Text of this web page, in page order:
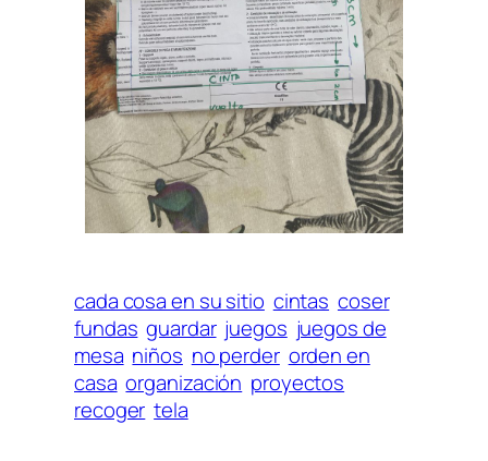
cada cosa en su sitio cintas coser
fundas guardar juegos juegos de
mesa niños no perder orden en
casa organización proyectos
recoger tela